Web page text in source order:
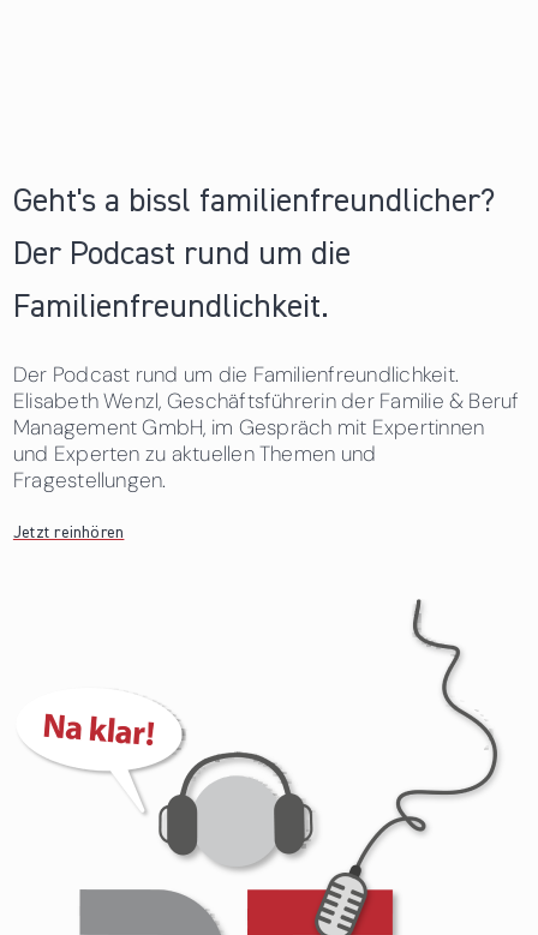
Geht's a bissl familienfreundlicher?
Der Podcast rund um die
Familienfreundlichkeit.
Der Podcast rund um die Familienfreundlichkeit.
Elisabeth Wenzl, Geschäftsführerin der Familie & Beruf
Management GmbH, im Gespräch mit Expertinnen
und Experten zu aktuellen Themen und
Fragestellungen.
Jetzt reinhören